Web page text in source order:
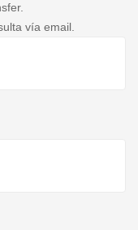
vía email.